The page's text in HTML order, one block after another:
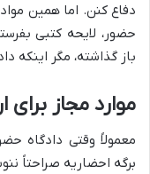
دفاع کنن. اما همین
حضور، لایحه کتبی
باز گذاشته، مگر اینکه
موارد مجاز
معمولاً وقتی دادگاه
برگه احضاریه صراحتاً